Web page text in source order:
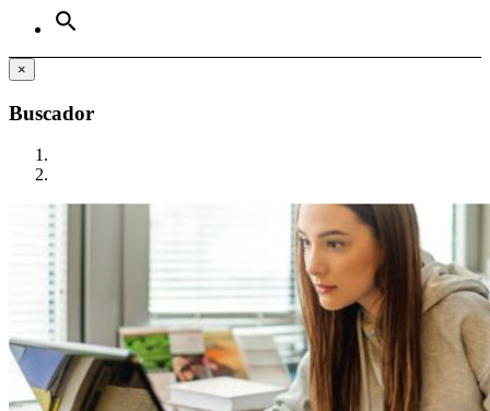
search
×
Buscador